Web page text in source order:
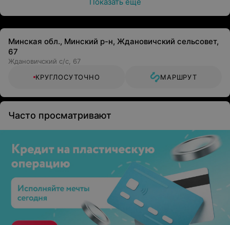
Минская обл., Минский р-н, Ждановичский сельсовет,
67
Ждановичский с/с, 67
КРУГЛОСУТОЧНО
МАРШРУТ
Часто просматривают